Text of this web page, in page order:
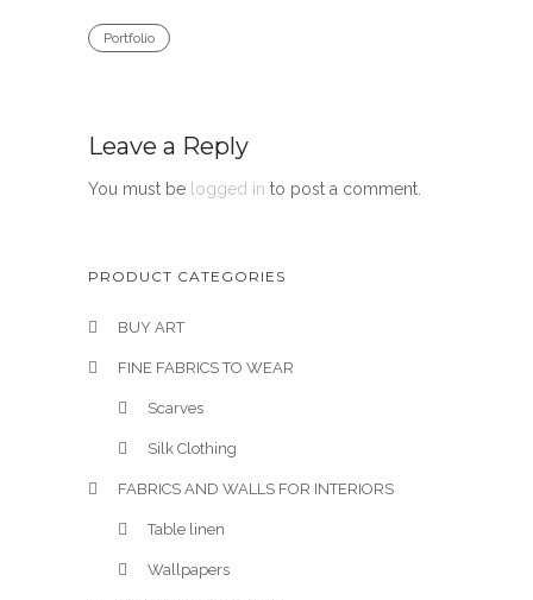
Portfolio
Leave a Reply
You must be logged in to post a comment.
PRODUCT CATEGORIES
BUY ART
FINE FABRICS TO WEAR
Scarves
Silk Clothing
FABRICS AND WALLS FOR INTERIORS
Table linen
Wallpapers